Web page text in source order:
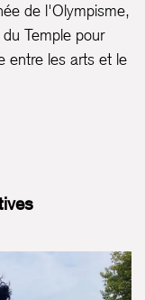
de l'Olympisme,
Temple pour
entre les arts et le